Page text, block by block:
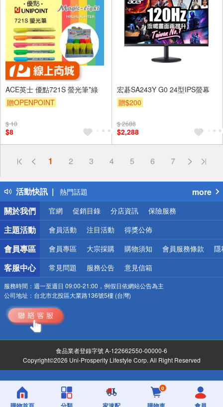
ACE英士 優點721S 螢光筆*綠
贈OPENPOINT
$ 10
$8
宏碁SA243Y G0 24型IPS螢幕
贈$200
$ 2688
$2,288
1 2 3 4 5 6 7
活動快訊
偏遠地區配送
得獎公告
熱門話題
銀行優惠
偏遠地區配送
詐騙網頁！請小心！
more
關於我們
官網 促銷目錄 分店資訊 保險服務
主題活動 會員活動 注目活動 得獎公佈
會員專區 會員專區 大宗採購 購物須知 會員服務條款 隱
客服中心 常見問題 服務公告 意見信箱
服務時間： 週一至週日 09:00-21:00，例假日依網站公告為主
公司地址： 台北市北投區大業路136號5樓 (台灣)
食品業者登錄字號 A-122662550-00000-6
Copyright©2026 Uni-Prosperity Lifestyle Corp. All Right Reserved
0